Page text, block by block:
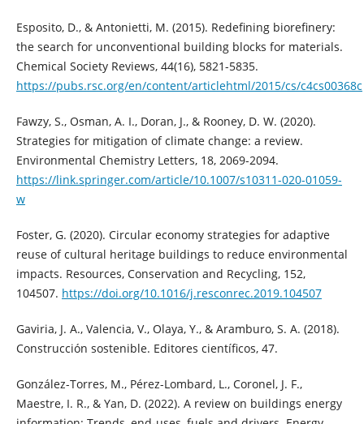
Esposito, D., & Antonietti, M. (2015). Redefining biorefinery:
the search for unconventional building blocks for materials.
Chemical Society Reviews, 44(16), 5821-5835.
https://pubs.rsc.org/en/content/articlehtml/2015/cs/c4cs00368c
Fawzy, S., Osman, A. I., Doran, J., & Rooney, D. W. (2020).
Strategies for mitigation of climate change: a review.
Environmental Chemistry Letters, 18, 2069-2094.
https://link.springer.com/article/10.1007/s10311-020-01059-
w
Foster, G. (2020). Circular economy strategies for adaptive
reuse of cultural heritage buildings to reduce environmental
impacts. Resources, Conservation and Recycling, 152,
104507. https://doi.org/10.1016/j.resconrec.2019.104507
Gaviria, J. A., Valencia, V., Olaya, Y., & Aramburo, S. A. (2018).
Construcción sostenible. Editores científicos, 47.
González-Torres, M., Pérez-Lombard, L., Coronel, J. F.,
Maestre, I. R., & Yan, D. (2022). A review on buildings energy